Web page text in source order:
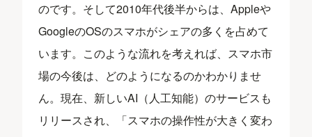
のです。そして2010年代後半からは、Appleや
GoogleのOSのスマホがシェアの多くを占めて
います。このような流れを考えれば、スマホ市
場の今後は、どのようになるのかわかりませ
ん。現在、新しいAI（人工知能）のサービスも
リリースされ、「スマホの操作性が大きく変わ